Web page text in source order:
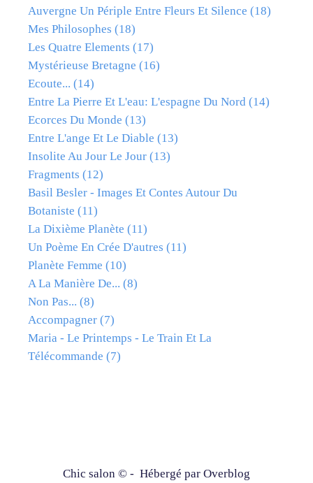
Auvergne Un Périple Entre Fleurs Et Silence (18)
Mes Philosophes (18)
Les Quatre Elements (17)
Mystérieuse Bretagne (16)
Ecoute... (14)
Entre La Pierre Et L'eau: L'espagne Du Nord (14)
Ecorces Du Monde (13)
Entre L'ange Et Le Diable (13)
Insolite Au Jour Le Jour (13)
Fragments (12)
Basil Besler - Images Et Contes Autour Du
Botaniste (11)
La Dixième Planète (11)
Un Poème En Crée D'autres (11)
Planète Femme (10)
A La Manière De... (8)
Non Pas... (8)
Accompagner (7)
Maria - Le Printemps - Le Train Et La
Télécommande (7)
Chic salon © - Hébergé par Overblog